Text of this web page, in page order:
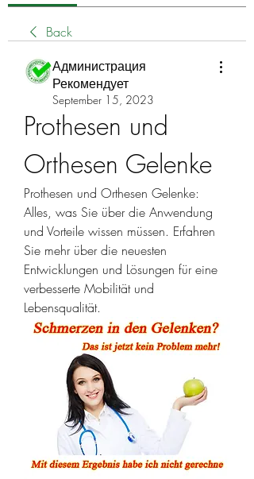
Back
Администрация
Рекомендует
September 15, 2023
Prothesen und
Orthesen Gelenke
Prothesen und Orthesen Gelenke:
Alles, was Sie über die Anwendung
und Vorteile wissen müssen. Erfahren
Sie mehr über die neuesten
Entwicklungen und Lösungen für eine
verbesserte Mobilität und
Lebensqualität.